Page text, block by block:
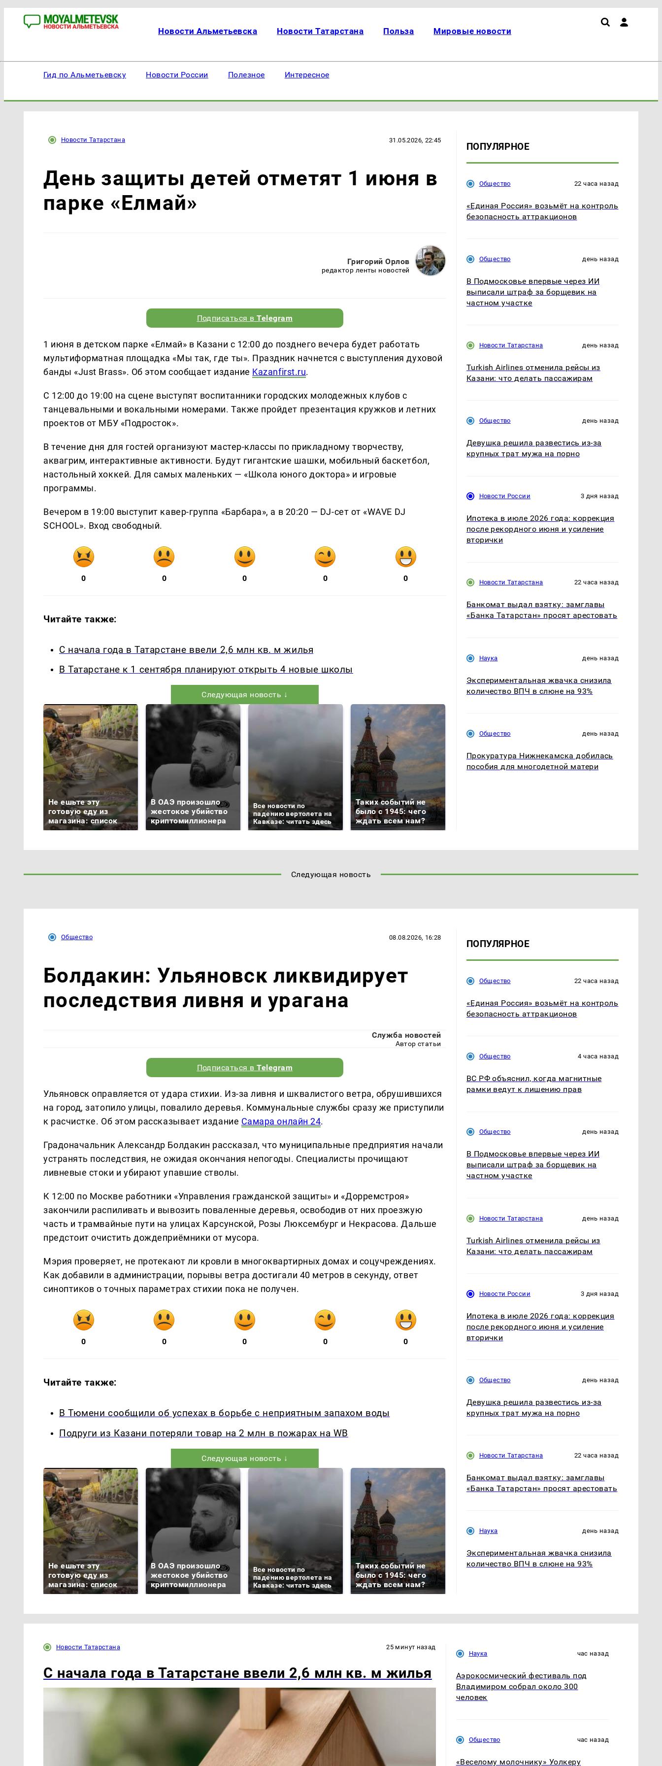
Новости Альметьевска Новости Татарстана Польза Мировые новости
Гид по Альметьевску Новости России Полезное Интересное
Новости Татарстана 31.05.2026, 22:45
День защиты детей отметят 1 июня в
парке «Елмай»
Григорий Орлов
редактор ленты новостей
Подписаться вTelegram
1 июня в детском парке «Елмай» в Казани с 12:00 до позднего вечера будет работать
мультиформатная площадка «Мы так, где ты». Праздник начнется с выступления духовой
банды «Just Brass». Об этом сообщает издание Kazanfirst.ru.
С 12:00 до 19:00 на сцене выступят воспитанники городских молодежных клубов с
танцевальными и вокальными номерами. Также пройдет презентация кружков и летних
проектов от МБУ «Подросток».
В течение дня для гостей организуют мастер-классы по прикладному творчеству,
аквагрим, интерактивные активности. Будут гигантские шашки, мобильный баскетбол,
настольный хоккей. Для самых маленьких — «Школа юного доктора» и игровые
программы.
Вечером в 19:00 выступит кавер-группа «Барбара», а в 20:20 — DJ-сет от «WAVE DJ
SCHOOL». Вход свободный.
0 0 0 0 0
Читайте также:
С начала года в Татарстане ввели 2,6 млн кв. м жилья
В Татарстане к 1 сентября планируют открыть 4 новые школы
Следующая новость ↓
Не ешьте эту
готовую еду из
магазина: список
В ОАЭ произошло
жестокое убийство
криптомиллионера
Все новости по
падению вертолета на
Кавказе: читать здесь
Таких событий не
было с 1945: чего
ждать всем нам?
ПОПУЛЯРНОЕ
Общество 22 часа назад
«Единая Россия» возьмёт на контроль
безопасность аттракционов
Общество день назад
В Подмосковье впервые через ИИ
выписали штраф за борщевик на
частном участке
Новости Татарстана день назад
Turkish Airlines отменила рейсы из
Казани: что делать пассажирам
Общество день назад
Девушка решила развестись из-за
крупных трат мужа на порно
Новости России 3 дня назад
Ипотека в июле 2026 года: коррекция
после рекордного июня и усиление
вторички
Новости Татарстана 22 часа назад
Банкомат выдал взятку: замглавы
«Банка Татарстан» просят арестовать
Наука день назад
Экспериментальная жвачка снизила
количество ВПЧ в слюне на 93%
Общество день назад
Прокуратура Нижнекамска добилась
пособия для многодетной матери
Следующая новость
Общество 08.08.2026, 16:28
Болдакин: Ульяновск ликвидирует
последствия ливня и урагана
Служба новостей
Автор статьи
Подписаться вTelegram
Ульяновск оправляется от удара стихии. Из-за ливня и шквалистого ветра, обрушившихся
на город, затопило улицы, повалило деревья. Коммунальные службы сразу же приступили
к расчистке. Об этом рассказывает издание Самара онлайн 24.
Градоначальник Александр Болдакин рассказал, что муниципальные предприятия начали
устранять последствия, не ожидая окончания непогоды. Специалисты прочищают
ливневые стоки и убирают упавшие стволы.
К 12:00 по Москве работники «Управления гражданской защиты» и «Дорремстроя»
закончили распиливать и вывозить поваленные деревья, освободив от них проезжую
часть и трамвайные пути на улицах Карсунской, Розы Люксембург и Некрасова. Дальше
предстоит очистить дождеприёмники от мусора.
Мэрия проверяет, не протекают ли кровли в многоквартирных домах и соцучреждениях.
Как добавили в администрации, порывы ветра достигали 40 метров в секунду, ответ
синоптиков о точных параметрах стихии пока не получен.
0 0 0 0 0
Читайте также:
В Тюмени сообщили об успехах в борьбе с неприятным запахом воды
Подруги из Казани потеряли товар на 2 млн в пожарах на WB
Следующая новость ↓
Не ешьте эту
готовую еду из
магазина: список
В ОАЭ произошло
жестокое убийство
криптомиллионера
Все новости по
падению вертолета на
Кавказе: читать здесь
Таких событий не
было с 1945: чего
ждать всем нам?
В магазинах России
СМИ: В Химках на
полицейскую
ПОПУЛЯРНОЕ
Общество 22 часа назад
«Единая Россия» возьмёт на контроль
безопасность аттракционов
Общество 4 часа назад
ВС РФ объяснил, когда магнитные
рамки ведут к лишению прав
Общество день назад
В Подмосковье впервые через ИИ
выписали штраф за борщевик на
частном участке
Новости Татарстана день назад
Turkish Airlines отменила рейсы из
Казани: что делать пассажирам
Новости России 3 дня назад
Ипотека в июле 2026 года: коррекция
после рекордного июня и усиление
вторички
Общество день назад
Девушка решила развестись из-за
крупных трат мужа на порно
Новости Татарстана 22 часа назад
Банкомат выдал взятку: замглавы
«Банка Татарстан» просят арестовать
Наука день назад
Экспериментальная жвачка снизила
количество ВПЧ в слюне на 93%
Новости Татарстана 25 минут назад
С начала года в Татарстане ввели 2,6 млн кв. м жилья
Наука час назад
Аэрокосмический фестиваль под
Владимиром собрал около 300
человек
Общество час назад
«Веселому молочнику» Уолкеру